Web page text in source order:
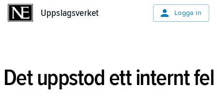
Uppslagsverket Logga in
Det uppstod ett internt fel